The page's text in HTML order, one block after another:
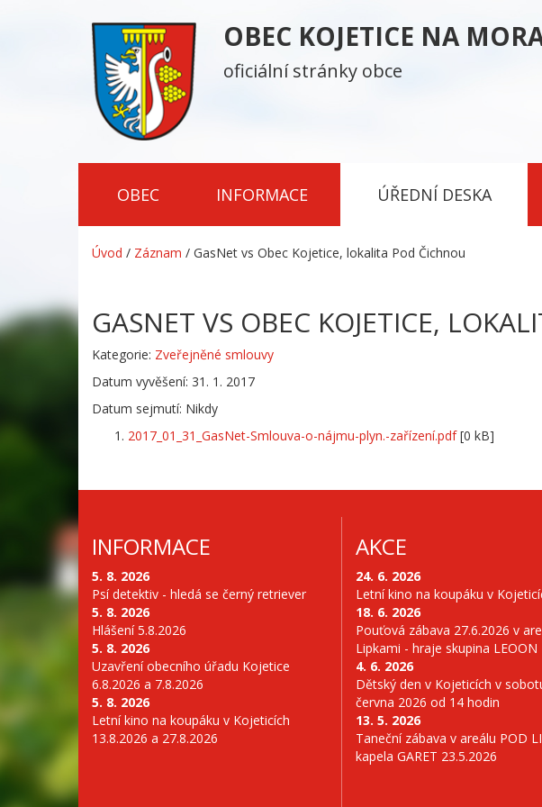
OBEC KOJETICE NA
oficiální stránky obce
OBEC INFORMACE ÚŘEDNÍ DESKA
Úvod / Záznam / GasNet vs Obec Kojetice, lokalita Pod Čichnou
GASNET VS OBEC KOJETICE,
Kategorie: Zveřejněné smlouvy
Datum vyvěšení: 31. 1. 2017
Datum sejmutí: Nikdy
2017_01_31_GasNet-Smlouva-o-nájmu-plyn.-zařízení.pdf[0 kB]
INFORMACE
5. 8. 2026
Psí detektiv - hledá se černý retriever
5. 8. 2026
Hlášení 5.8.2026
5. 8. 2026
Uzavření obecního úřadu Kojetice
6.8.2026 a 7.8.2026
5. 8. 2026
Letní kino na koupáku v Kojeticích
13.8.2026 a 27.8.2026
AKCE
24. 6. 2026
Letní kino na koupáku v
18. 6. 2026
Pouťová zábava 27.6.2026 v
Lipkami - hraje skupina LEOON
4. 6. 2026
Dětský den v Kojeticích v
června 2026 od 14 hodin
13. 5. 2026
Taneční zábava v areálu POD
kapela GARET 23.5.2026